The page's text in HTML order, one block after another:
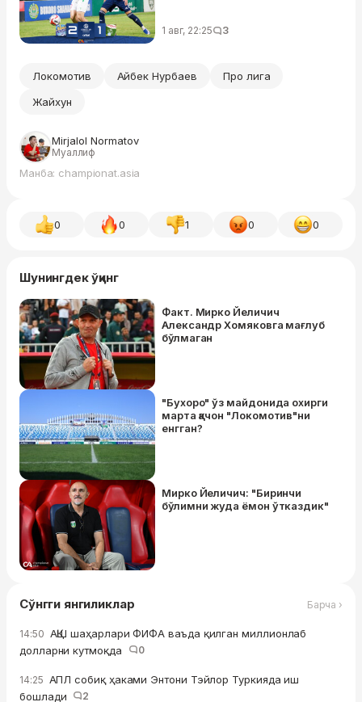
1 авг, 22:25 3
Локомотив Айбек Нурбаев
Про лига
Жайхун
Mirjalol Normatov
Муаллиф
Манба: championat.asia
0 0 1 0 0
Шунингдек ўқинг
Факт. Мирко Йеличич
Александр Хомяковга мағлуб
бўлмаган
"Бухоро" ўз майдонида охирги
марта қачон "Локомотив"ни
енгган?
Мирко Йеличич: "Биринчи
бўлимни жуда ёмон ўтказдик"
Сўнгги янгиликлар Барча ›
14:50 АҚШ шаҳарлари ФИФА ваъда қилган миллионлаб
долларни кутмоқда
0
14:25 АПЛ собиқ ҳаками Энтони Тэйлор Туркияда иш
бошлади
2